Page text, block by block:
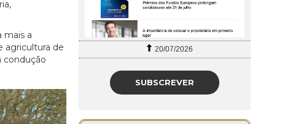
mais a
agricultura de
condução
20/07/2026 27/07/2026
SUBSCREVER